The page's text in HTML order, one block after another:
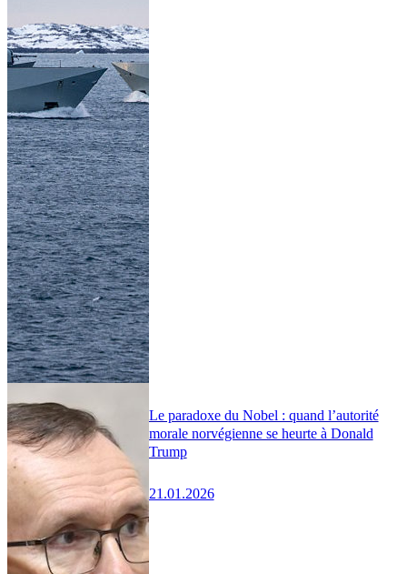
Le paradoxe du Nobel : quand l’autorité
morale norvégienne se heurte à Donald
Trump
21.01.2026